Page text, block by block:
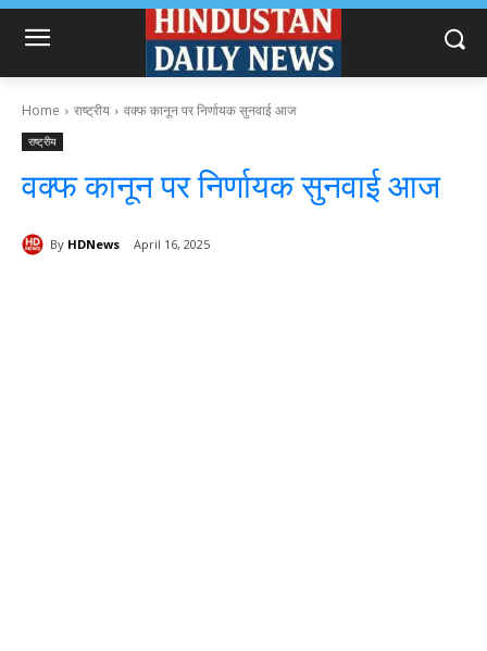
Home राष्ट्रीय वक्फ कानून पर निर्णायक सुनवाई आज
राष्ट्रीय
वक्फ कानून पर निर्णायक सुनवाई आज
By HDNews April 16, 2025